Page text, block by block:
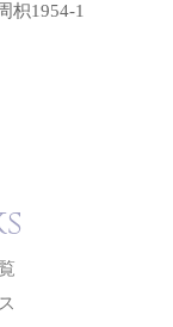
枳1954-1